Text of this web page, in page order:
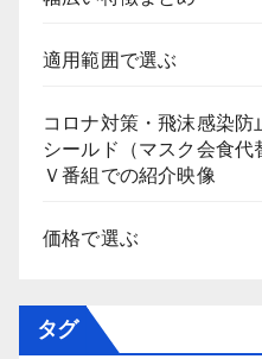
適用範囲で選ぶ
コロナ対策・飛沫感染防
シールド（マスク会食代
Ｖ番組での紹介映像
価格で選ぶ
タグ